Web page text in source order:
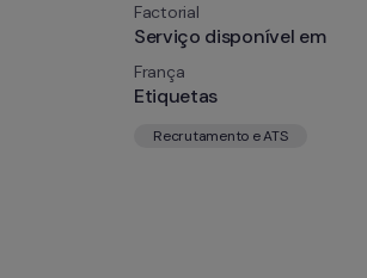
Factorial
Serviço disponível em
França
Etiquetas
Recrutamento e ATS